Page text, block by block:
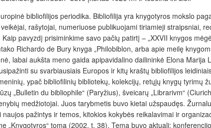
bibliofilijos periodika. Bibliofilija yra knygotyros mokslo
rašytojai, numeriuose publikuojami tiriamieji straipsniai,
pavyzdį prisiminkime savo pačių patirtį – „XXVII knygos
Richardo de Bury knyga „Philobiblon, arba apie meilę
labai aukšta meno gaida apipavidalino dailininkė Elona
su svarbiausiais Europos ir kitų kraštų bibliofilijos
ypač bibliofilinių bibliotekų, kolekcijų, retųjų knygų tyrimų
„Bulletin du bibliophile“ (Paryžius), šveicarų „Librarivm“
medžiotojai. Juos tarybmetis buvo kietai užspaudęs.
pažintys ir temos, kitokios kokybės reikalavimai ir
„Knygotyros“ tomą (2002, t. 38). Tema buvo aktuali: